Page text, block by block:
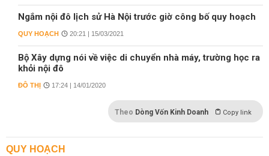
Ngắm nội đô lịch sử Hà Nội trước giờ công bố quy hoạch
QUY HOẠCH 20:21 | 15/03/2021
Bộ Xây dựng nói về việc di chuyển nhà máy, trường học ra
khỏi nội đô
ĐÔ THỊ 17:24 | 14/01/2020
Theo Dòng Vốn Kinh Doanh Copy link
QUY HOẠCH